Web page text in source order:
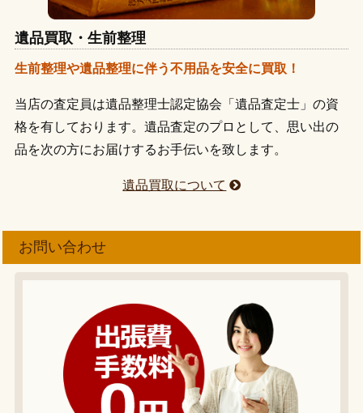
遺品買取・生前整理
生前整理や遺品整理に伴う不用品を安全に買取！
当店の査定員は遺品整理士認定協会「遺品査定士」の資
格を有しております。遺品査定のプロとして、思い出の
品を次の方にお届けするお手伝いを致します。
遺品買取について
お問い合わせ